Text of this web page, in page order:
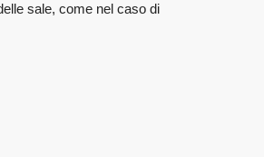
sale, come nel caso di